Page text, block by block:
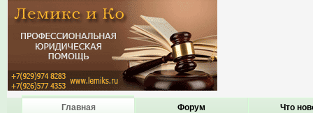
Главная Форум Что